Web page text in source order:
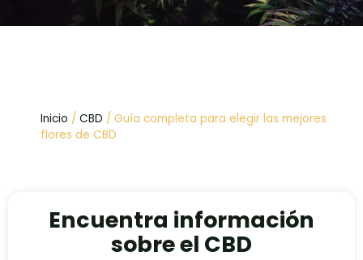
Inicio / CBD / Guía completa para elegir las mejores
flores de CBD
Encuentra información
sobre el CBD